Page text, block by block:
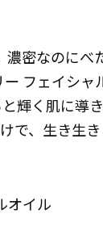
濃密なのに
フェイシ
輝く肌に導
で、生き生
オイル